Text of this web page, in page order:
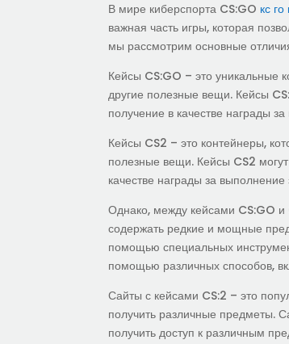
В мире киберспорта CS:GO кс
важная часть игры, которая
мы рассмотрим основные
Кейсы CS:GO – это уникальные
другие полезные вещи. Кейсы
получение в качестве награды
Кейсы CS2 – это контейнеры,
полезные вещи. Кейсы CS2
качестве награды за
Однако, между кейсами CS:GO и
содержать редкие и мощные
помощью специальных
помощью различных способов,
Сайты с кейсами CS:2 – это
получить различные предметы.
получить доступ к различным